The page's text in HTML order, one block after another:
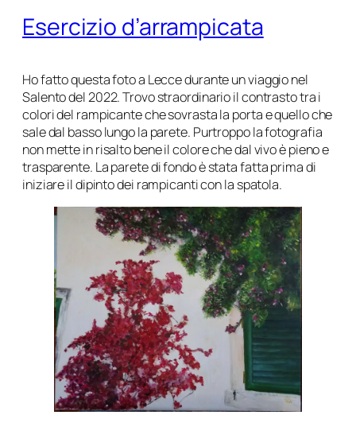
Esercizio d’arrampicata
Ho fatto questa foto a Lecce durante un viaggio nel
Salento del 2022. Trovo straordinario il contrasto tra i
colori del rampicante che sovrasta la porta e quello che
sale dal basso lungo la parete. Purtroppo la fotografia
non mette in risalto bene il colore che dal vivo è pieno e
trasparente. La parete di fondo è stata fatta prima di
iniziare il dipinto dei rampicanti con la spatola.